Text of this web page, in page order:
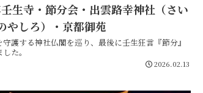
生寺・節分会・出雲路幸神社（さい
やしろ）・京都御苑
護する神社仏閣を巡り、最後に壬生狂言『節分』
た。
2026.02.13